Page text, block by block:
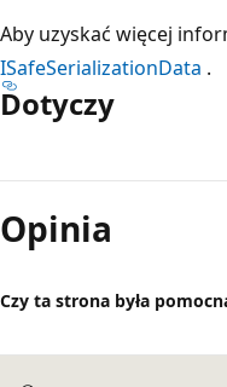
Aby uzyskać więcej
ISafeSerializationData .
Dotyczy
odczytu
wyłączony
Opinia
Czy ta strona była